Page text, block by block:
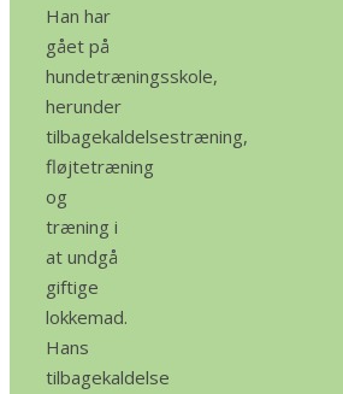
Han har
gået på
hundetræningsskole,
herunder
tilbagekaldelsestræning,
fløjtetræning
og
træning i
at undgå
giftige
lokkemad.
Hans
tilbagekaldelse